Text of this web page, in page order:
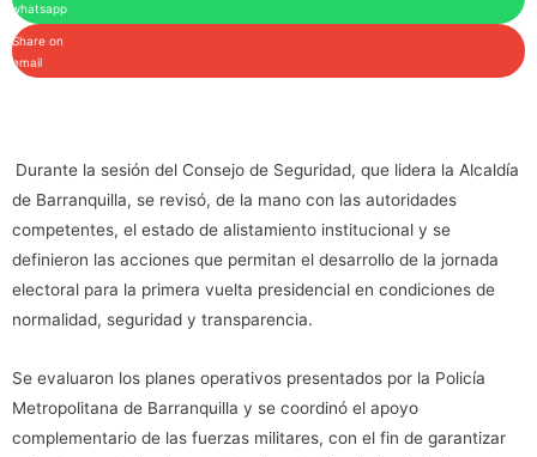
whatsapp
Share on
email
Durante la sesión del Consejo de Seguridad, que lidera la Alcaldía
de Barranquilla, se revisó, de la mano con las autoridades
competentes, el estado de alistamiento institucional y se
definieron las acciones que permitan el desarrollo de la jornada
electoral para la primera vuelta presidencial en condiciones de
normalidad, seguridad y transparencia.
Se evaluaron los planes operativos presentados por la Policía
Metropolitana de Barranquilla y se coordinó el apoyo
complementario de las fuerzas militares, con el fin de garantizar